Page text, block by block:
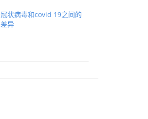
冠状病毒和covid 19之间的
差异